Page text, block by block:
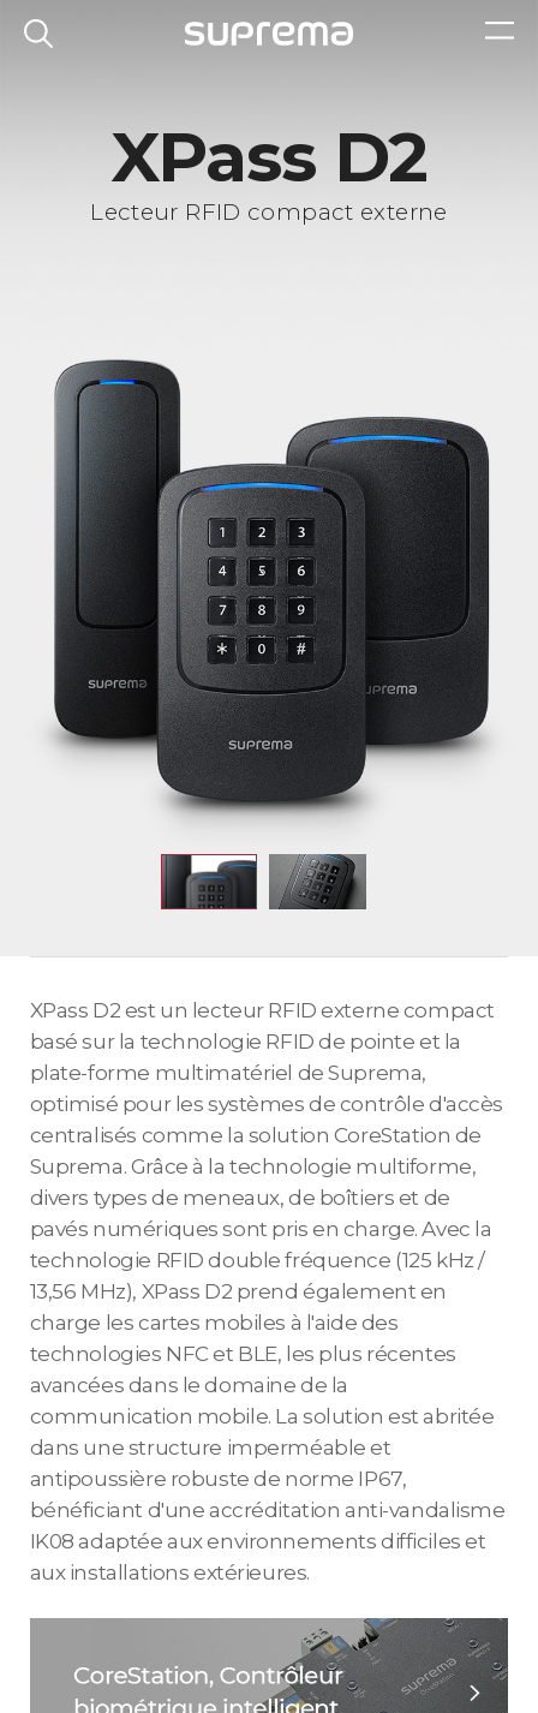
XPass D2
Lecteur RFID compact externe
XPass D2 est un lecteur RFID externe compact
basé sur la technologie RFID de pointe et la
plate-forme multimatériel de Suprema,
optimisé pour les systèmes de contrôle d'accès
centralisés comme la solution CoreStation de
Suprema. Grâce à la technologie multiforme,
divers types de meneaux, de boîtiers et de
pavés numériques sont pris en charge. Avec la
technologie RFID double fréquence (125 kHz /
13,56 MHz), XPass D2 prend également en
charge les cartes mobiles à l'aide des
technologies NFC et BLE, les plus récentes
avancées dans le domaine de la
communication mobile. La solution est abritée
dans une structure imperméable et
antipoussière robuste de norme IP67,
bénéficiant d'une accréditation anti-vandalisme
IK08 adaptée aux environnements difficiles et
aux installations extérieures.